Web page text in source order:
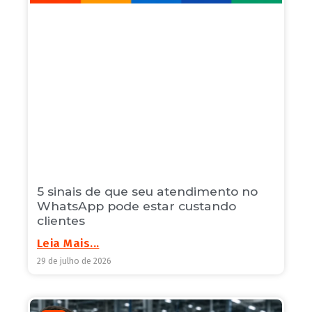
5 sinais de que seu atendimento no
WhatsApp pode estar custando
clientes
Leia Mais...
29 de julho de 2026